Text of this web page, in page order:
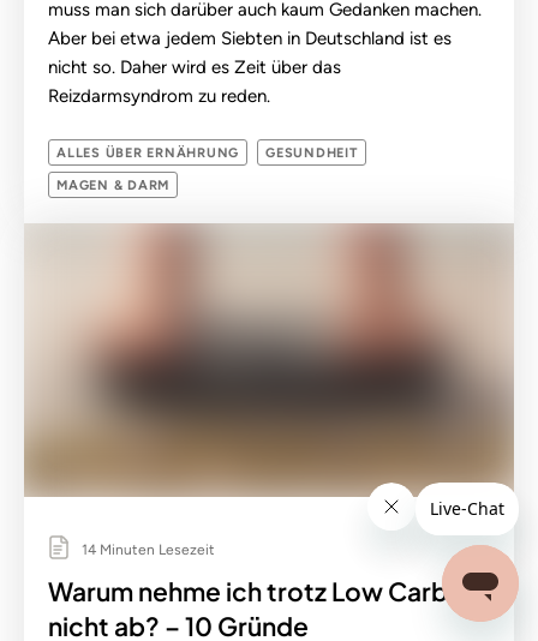
muss man sich darüber auch kaum Gedanken machen.
Aber bei etwa jedem Siebten in Deutschland ist es
nicht so. Daher wird es Zeit über das
Reizdarmsyndrom zu reden.
ALLES ÜBER ERNÄHRUNG GESUNDHEIT
MAGEN & DARM
14 Minuten Lesezeit
Warum nehme ich trotz Low Carb
nicht ab? – 10 Gründe